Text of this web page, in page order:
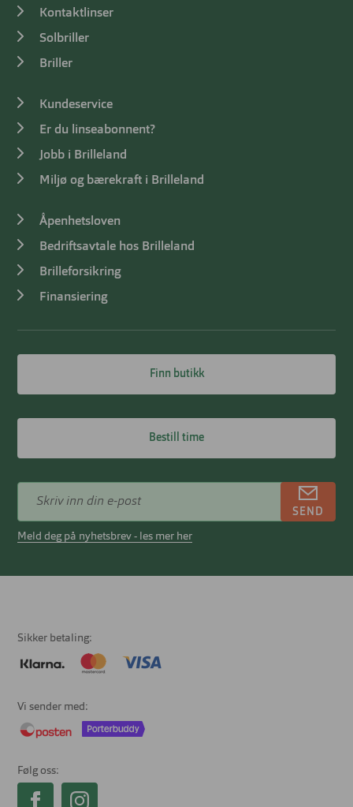
Kontaktlinser
Solbriller
Briller
Kundeservice
Er du linseabonnent?
Jobb i Brilleland
Miljø og bærekraft i Brilleland
Åpenhetsloven
Bedriftsavtale hos Brilleland
Brilleforsikring
Finansiering
Finn butikk
Bestill time
SEND
Meld deg på nyhetsbrev - les mer her
Sikker betaling
Vi sender med
Følg oss